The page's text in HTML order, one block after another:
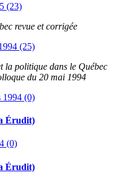
(23)
revue et corrigée
(25)
la politique dans le Québec
du 20 mai 1994
1994 (0)
Érudit)
(0)
Érudit)